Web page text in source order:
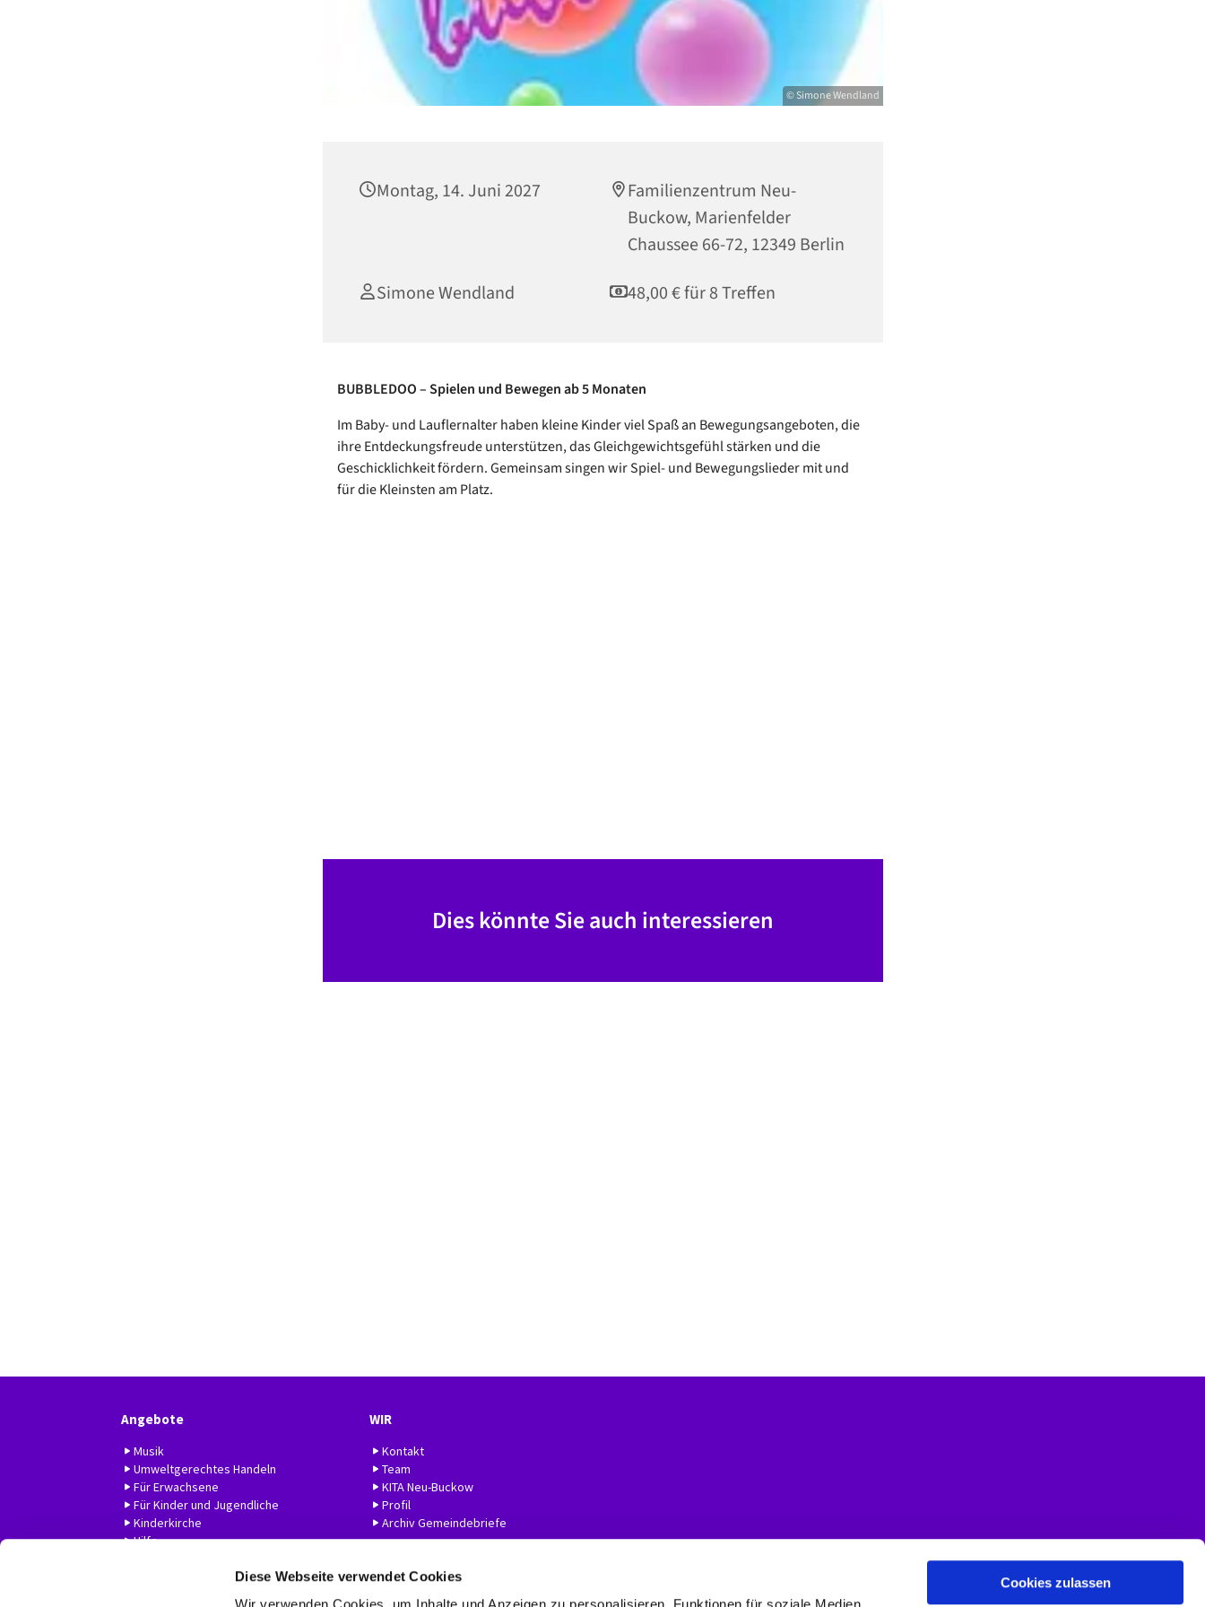
Diese Webseite verwendet Cookies
Cookies zulassen
© Simone Wendland
Montag, 14. Juni 2027
Familienzentrum Neu-
Buckow, Marienfelder
Chaussee 66-72, 12349 Berlin
Simone Wendland
48,00 € für 8 Treffen
BUBBLEDOO – Spielen und Bewegen ab 5 Monaten
Im Baby- und Lauflernalter haben kleine Kinder viel Spaß an Bewegungsangeboten, die
ihre Entdeckungsfreude unterstützen, das Gleichgewichtsgefühl stärken und die
Geschicklichkeit fördern. Gemeinsam singen wir Spiel- und Bewegungslieder mit und
für die Kleinsten am Platz.
Dies könnte Sie auch interessieren
Angebote
Musik
Umweltgerechtes Handeln
Für Erwachsene
Für Kinder und Jugendliche
Kinderkirche
Hilfe
WIR
Kontakt
Team
KITA Neu-Buckow
Profil
Archiv Gemeindebriefe